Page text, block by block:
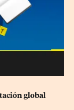
global